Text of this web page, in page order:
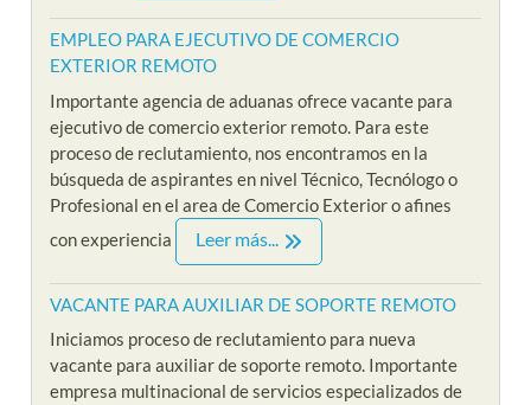
EMPLEO PARA EJECUTIVO DE COMERCIO
EXTERIOR REMOTO
Importante agencia de aduanas ofrece vacante para
ejecutivo de comercio exterior remoto. Para este
proceso de reclutamiento, nos encontramos en la
búsqueda de aspirantes en nivel Técnico, Tecnólogo o
Profesional en el area de Comercio Exterior o afines
con experiencia
Leer más...
VACANTE PARA AUXILIAR DE SOPORTE REMOTO
Iniciamos proceso de reclutamiento para nueva
vacante para auxiliar de soporte remoto. Importante
empresa multinacional de servicios especializados de